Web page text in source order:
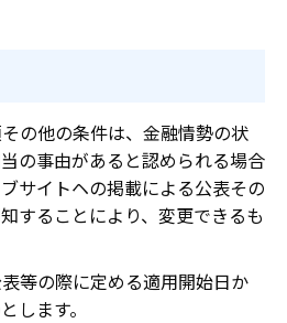
の他の条件は、金融情勢の状
の事由があると認められる場合
サイトヘの掲載による公表その
することにより、変更できるも
等の際に定める適用開始日か
します。